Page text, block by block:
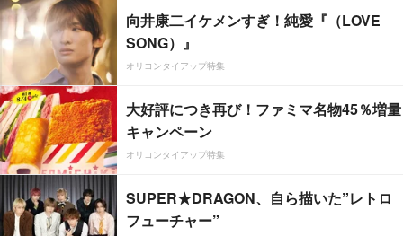
向井康二イケメンすぎ！純愛『（LOVE
SONG）』
オリコンタイアップ特集
大好評につき再び！ファミマ名物45％増量
キャンペーン
オリコンタイアップ特集
SUPER★DRAGON、自ら描いた”レトロ
フューチャー”